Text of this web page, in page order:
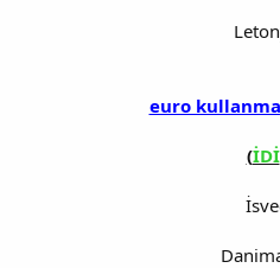
euro
(İDİ